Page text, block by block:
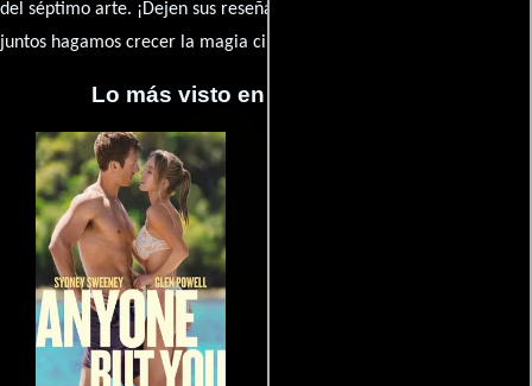
del séptimo arte. ¡Dejen sus reseña en la
juntos hagamos crecer la magia cinematográfica!
Lo más visto en Cineyseries.net